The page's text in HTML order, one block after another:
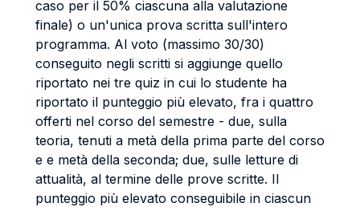
caso per il 50% ciascuna alla valutazione
finale) o un'unica prova scritta sull'intero
programma. Al voto (massimo 30/30)
conseguito negli scritti si aggiunge quello
riportato nei tre quiz in cui lo studente ha
riportato il punteggio più elevato, fra i quattro
offerti nel corso del semestre - due, sulla
teoria, tenuti a metà della prima parte del corso
e e metà della seconda; due, sulle letture di
attualità, al termine delle prove scritte. Il
punteggio più elevato conseguibile in ciascun